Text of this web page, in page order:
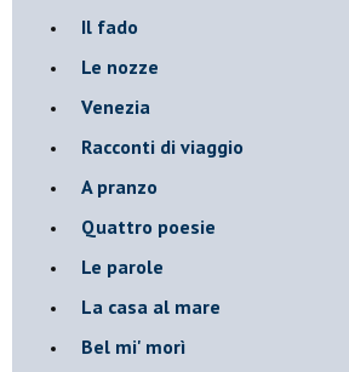
Il fado
Le nozze
Venezia
Racconti di viaggio
A pranzo
Quattro poesie
Le parole
La casa al mare
Bel mi' morì